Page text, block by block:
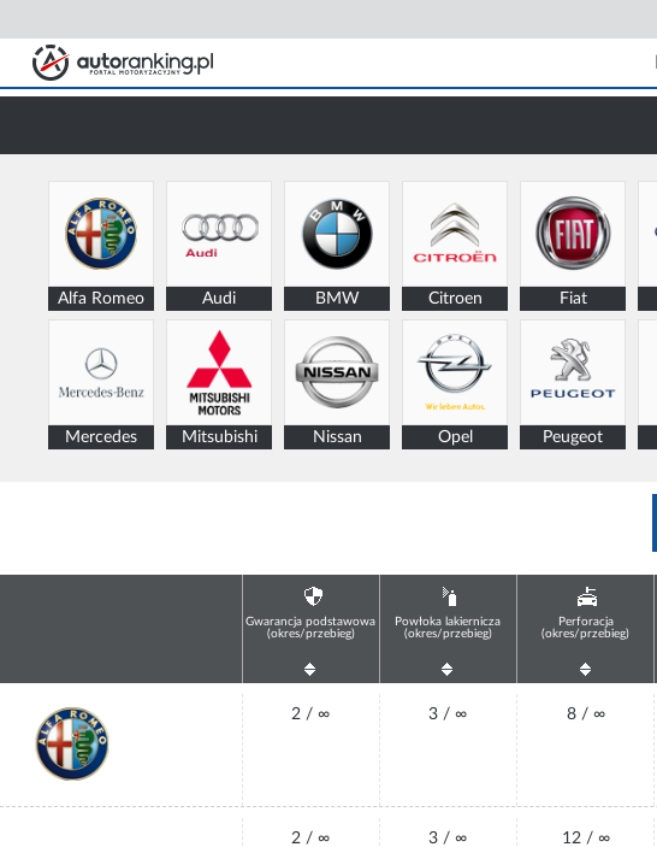
Alfa Romeo Audi BMW Citroen Fiat
Mercedes Mitsubishi Nissan Opel Peugeot
Gwarancja podstawowa
(okres/przebieg)
Powłoka lakiernicza
(okres/przebieg)
Perforacja
(okres/przebieg)
2 / ∞ 3 / ∞ 8 / ∞
2 / ∞ 3 / ∞ 12 / ∞